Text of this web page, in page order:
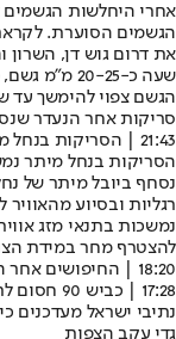
אחרי היחלשות הגשמים
הגשמים הסוערת.
את דרום גוש דן, השרון
שעה כ-20-
הגשם צפוי להימשך עד
סריקות אחר הנעדר
21:43 | הסריקות בנחל מיתר נמשכות
הסריקות בנחל מיתר
נסחף ביובל מיתר של
נמשכות בתנאי מזג
להצטרף מחר במידת
18:20 | החיפושים אחר הנעדר שנסחף בנחל באזור מיתר עדיין נמשכים
17:28 | כביש 90 חסום לתנועה לשני הכיוונים
נתיבי ישראל מעדכנים
גדי עקב הצפות